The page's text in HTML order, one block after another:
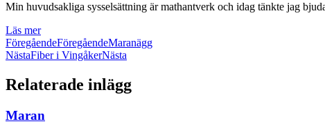
Min huvudsakliga sysselsättning är mathantverk och idag tänkte jag
Läs mer
FöregåendeFöregåendeMaranägg
NästaFiber i VingåkerNästa
Relaterade inlägg
Maran